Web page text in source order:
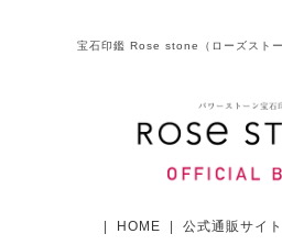
宝石印鑑 Rose stone（ローズスト
HOME 公式通販サイト